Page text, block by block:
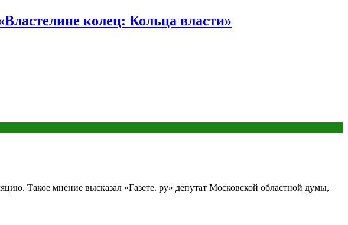
колец: Кольца власти»
Такое мнение высказал «Газете. ру» депутат Московской областной думы,